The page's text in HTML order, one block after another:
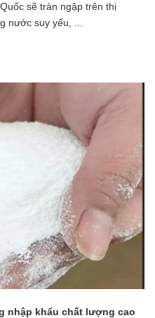
sẽ tràn ngập trên thị
nước suy yếu, ...
nhập khẩu chất lượng cao